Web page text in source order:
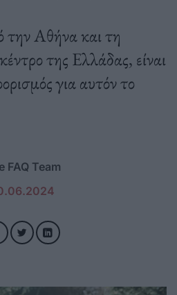
Αθήνα και τη
της Ελλάδας, είναι
για αυτόν το
FAQ Team